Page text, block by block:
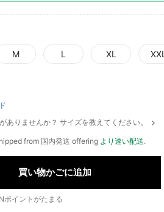
M L XL XXL
ありませんか？ サイズを教えてください。
from 国内発送 offering より速い配送.
買い物かごに追加
ポイントがたまる